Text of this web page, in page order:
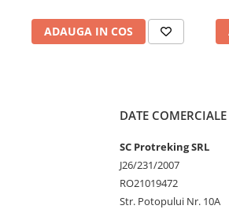
ADAUGA IN COS
DATE COMERCIALE
SC Protreking SRL
J26/231/2007
RO21019472
Str. Potopului Nr. 10A